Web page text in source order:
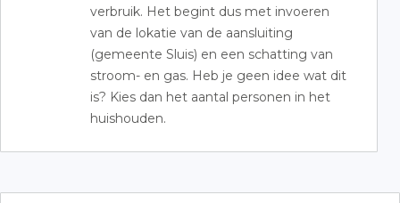
verbruik. Het begint dus met invoeren
van de lokatie van de aansluiting
(gemeente Sluis) en een schatting van
stroom- en gas. Heb je geen idee wat dit
is? Kies dan het aantal personen in het
huishouden.